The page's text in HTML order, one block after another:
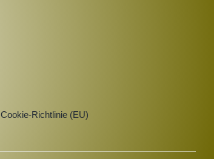
Cookie-Richtlinie (EU)